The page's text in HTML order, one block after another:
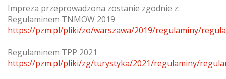
Impreza przeprowadzona zostanie zgodnie z:
Regulaminem TNMOW 2019
https://pzm.pl/pliki/zo/warszawa/2019/regulaminy/
Regulaminem TPP 2021
https://pzm.pl/pliki/zg/turystyka/2021/regulaminy/